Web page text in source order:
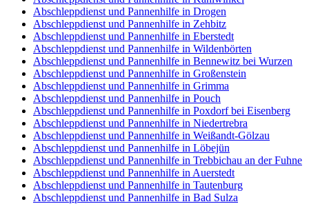
Abschleppdienst und Pannenhilfe in Drogen
Abschleppdienst und Pannenhilfe in Zehbitz
Abschleppdienst und Pannenhilfe in Eberstedt
Abschleppdienst und Pannenhilfe in Wildenbörten
Abschleppdienst und Pannenhilfe in Bennewitz bei Wurzen
Abschleppdienst und Pannenhilfe in Großenstein
Abschleppdienst und Pannenhilfe in Grimma
Abschleppdienst und Pannenhilfe in Pouch
Abschleppdienst und Pannenhilfe in Poxdorf bei Eisenberg
Abschleppdienst und Pannenhilfe in Niedertrebra
Abschleppdienst und Pannenhilfe in Weißandt-Gölzau
Abschleppdienst und Pannenhilfe in Löbejün
Abschleppdienst und Pannenhilfe in Trebbichau an der Fuhne
Abschleppdienst und Pannenhilfe in Auerstedt
Abschleppdienst und Pannenhilfe in Tautenburg
Abschleppdienst und Pannenhilfe in Bad Sulza